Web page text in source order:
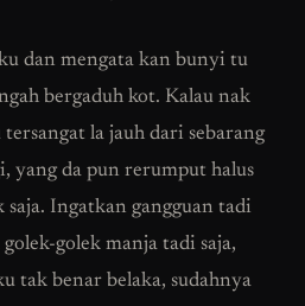
dan mengata kan bunyi tu
bergaduh kot. Kalau nak
la jauh dari sebarang
yang da pun rerumput halus
Ingatkan gangguan tadi
golek manja tadi saja,
tak benar belaka, sudahnya